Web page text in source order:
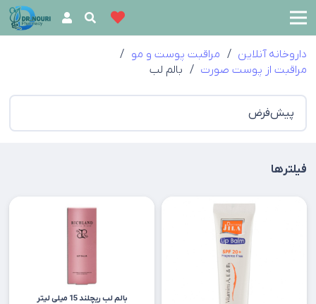
داروخانه آنلاین / مراقبت پوست و مو /
مراقبت از پوست صورت / بالم لب
فیلترها
بالم لب ریچلند 15 میلی لیتر